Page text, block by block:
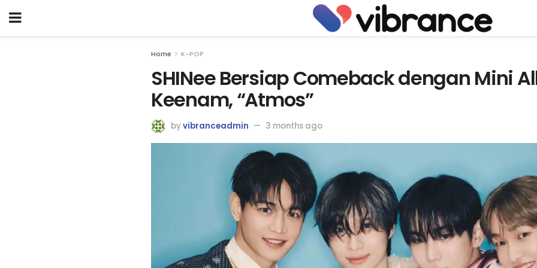
Home K-POP
SHINee Bersiap Comeback dengan Mini
Keenam, “Atmos”
byvibranceadmin 3 months ago